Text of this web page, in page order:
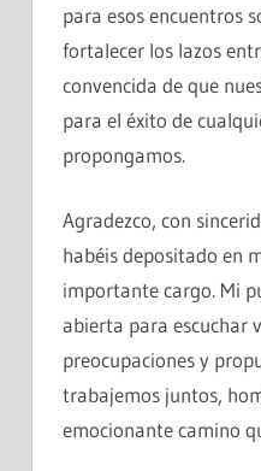
para esos encuentros
fortalecer los lazos
convencida de que
para el éxito de
propongamos.
Agradezco, con
habéis depositado en
importante cargo. Mi
abierta para escuchar
preocupaciones y
trabajemos juntos,
emocionante camino